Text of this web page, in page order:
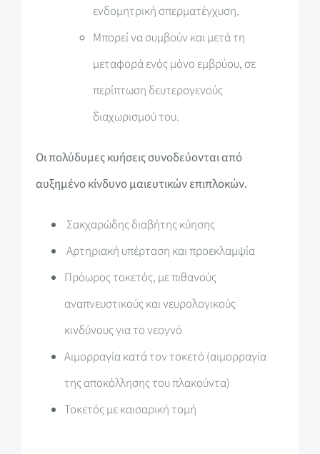
ενδομητρική σπερματέγχυση.
Μπορεί να συμβούν και μετά τη
μεταφορά ενός μόνο εμβρύου, σε
περίπτωση δευτερογενούς
διαχωρισμού του.
Οι πολύδυμες κυήσεις συνοδεύονται από
αυξημένο κίνδυνο μαιευτικών επιπλοκών.
Σακχαρώδης διαβήτης κύησης
Αρτηριακή υπέρταση και προεκλαμψία
Πρόωρος τοκετός, με πιθανούς
αναπνευστικούς και νευρολογικούς
κινδύνους για το νεογνό
Αιμορραγία κατά τον τοκετό (αιμορραγία
της αποκόλλησης του πλακούντα)
Τοκετός με καισαρική τομή